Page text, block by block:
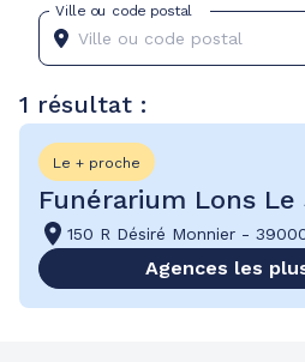
Ville ou code postal
1 résultat :
Le + proche
Funérarium Lons Le
150 R Désiré Monnier -
Agences les